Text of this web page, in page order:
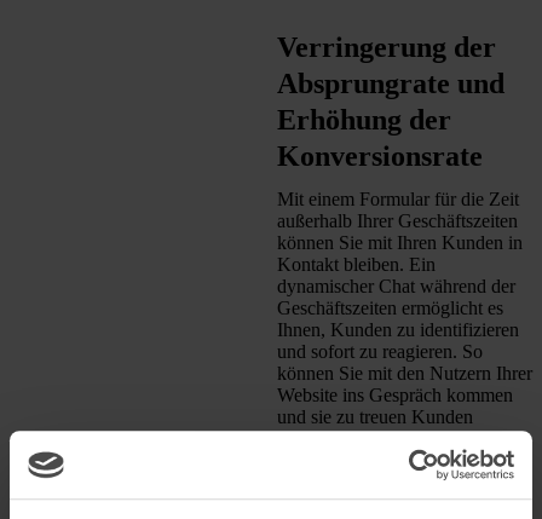
Verringerung der
Absprungrate und
Erhöhung der
Konversionsrate
Mit einem Formular für die Zeit
außerhalb Ihrer Geschäftszeiten
können Sie mit Ihren Kunden in
Kontakt bleiben. Ein
dynamischer Chat während der
Geschäftszeiten ermöglicht es
Ihnen, Kunden zu identifizieren
und sofort zu reagieren. So
können Sie mit den Nutzern Ihrer
Website ins Gespräch kommen
und sie zu treuen Kunden
machen.